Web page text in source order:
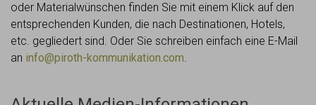
oder Materialwünschen finden Sie mit einem Klick auf den
entsprechenden Kunden, die nach Destinationen, Hotels,
etc. gegliedert sind. Oder Sie schreiben einfach eine E-Mail
an info@piroth-kommunikation.com.